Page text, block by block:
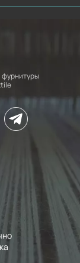
фурнитуры